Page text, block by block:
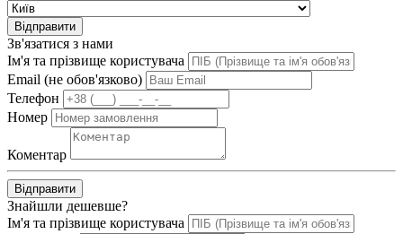
Відправити
Зв'язатися з нами
Ім'я та прізвище користувача
Email (не обов'язково)
Телефон
Номер
Коментар
Відправити
Знайшли дешевше?
Ім'я та прізвище користувача